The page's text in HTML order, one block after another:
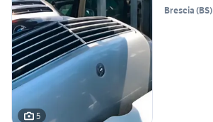
5
Brescia (BS)